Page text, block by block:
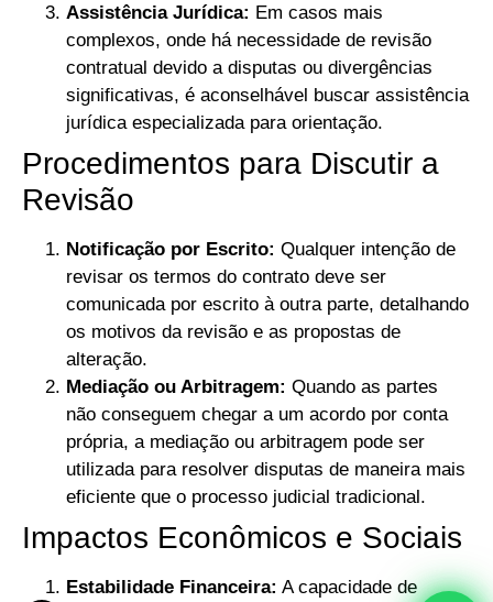
Assistência Jurídica: Em casos mais
complexos, onde há necessidade de revisão
contratual devido a disputas ou divergências
significativas, é aconselhável buscar assistência
jurídica especializada para orientação.
Procedimentos para Discutir a
Revisão
Notificação por Escrito: Qualquer intenção de
revisar os termos do contrato deve ser
comunicada por escrito à outra parte, detalhando
os motivos da revisão e as propostas de
alteração.
Mediação ou Arbitragem: Quando as partes
não conseguem chegar a um acordo por conta
própria, a mediação ou arbitragem pode ser
utilizada para resolver disputas de maneira mais
eficiente que o processo judicial tradicional.
Impactos Econômicos e Sociais
Estabilidade Financeira: A capacidade de